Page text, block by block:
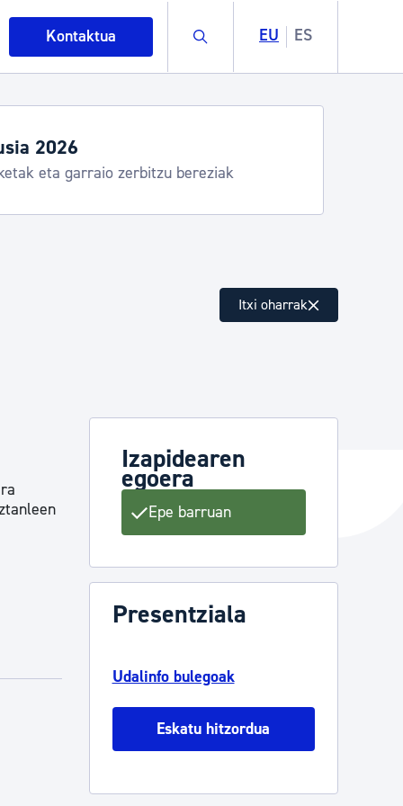
Kontaktua Buscar EU ES
eta zerbitzuak
Donostia Kirola, Donostia Kultura, San Telmo,
Turismoa
Itxi oharrak
Izapidearen
egoera
Epe barruan
Presentziala
Udalinfo bulegoak
Eskatu hitzordua